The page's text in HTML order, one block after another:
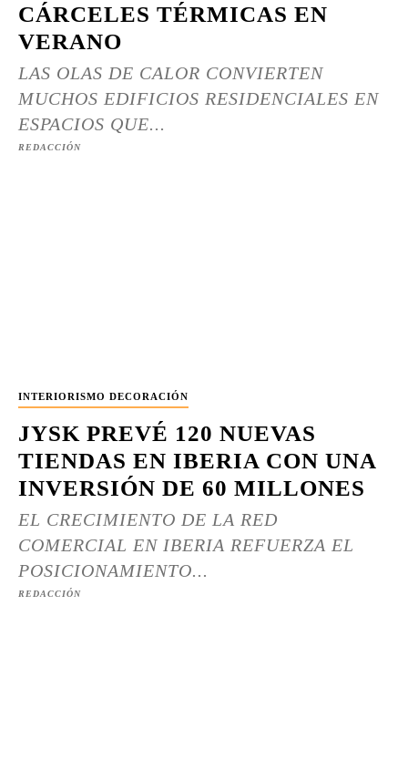
CÁRCELES TÉRMICAS EN
VERANO
LAS OLAS DE CALOR CONVIERTEN
MUCHOS EDIFICIOS RESIDENCIALES EN
ESPACIOS QUE...
REDACCIÓN
INTERIORISMO DECORACIÓN
JYSK PREVÉ 120 NUEVAS
TIENDAS EN IBERIA CON UNA
INVERSIÓN DE 60 MILLONES
EL CRECIMIENTO DE LA RED
COMERCIAL EN IBERIA REFUERZA EL
POSICIONAMIENTO...
REDACCIÓN